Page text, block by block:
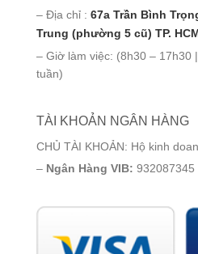
– Địa chỉ : 67a Trần Bình
Trung (phường 5 cũ) TP.
– Giờ làm việc: (8h30 – 17h30
tuần)
TÀI KHOẢN NGÂN HÀNG
CHỦ TÀI KHOẢN: Hộ kinh
– Ngân Hàng VIB: 932087345